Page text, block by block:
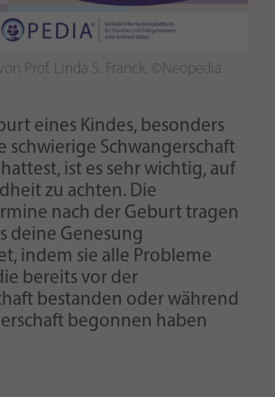
Prof. Linda S. Franck. ©Neopedia
eines Kindes, besonders
schwierige Schwangerschaft
ist es sehr wichtig, auf
zu achten. Die
nach der Geburt tragen
deine Genesung
indem sie alle Probleme
bereits vor der
bestanden oder während
begonnen haben